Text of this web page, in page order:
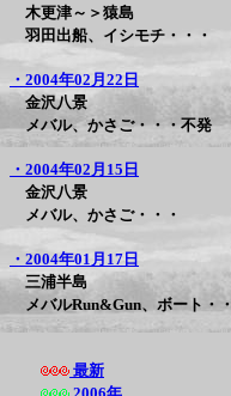
木更津～＞猿島
羽田出船、イシモチ・・・
・2004年02月22日
金沢八景
メバル、かさご・・・不発
・2004年02月15日
金沢八景
メバル、かさご・・・
・2004年01月17日
三浦半島
メバルRun&Gun、ボート・・
最新